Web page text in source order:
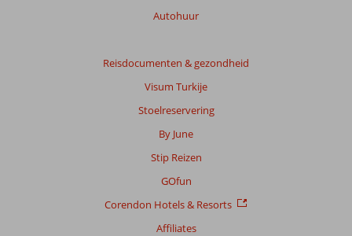
Autohuur
Reisdocumenten & gezondheid
Visum Turkije
Stoelreservering
By June
Stip Reizen
GOfun
Corendon Hotels & Resorts
Affiliates